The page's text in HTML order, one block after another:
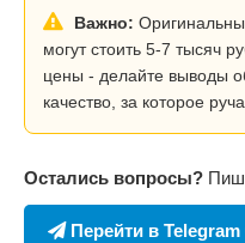
Важно:
могут стоить 5-7 тысяч
цены - делайте выводы
качество, за которое
Остались вопросы?
Перейти в Telegram